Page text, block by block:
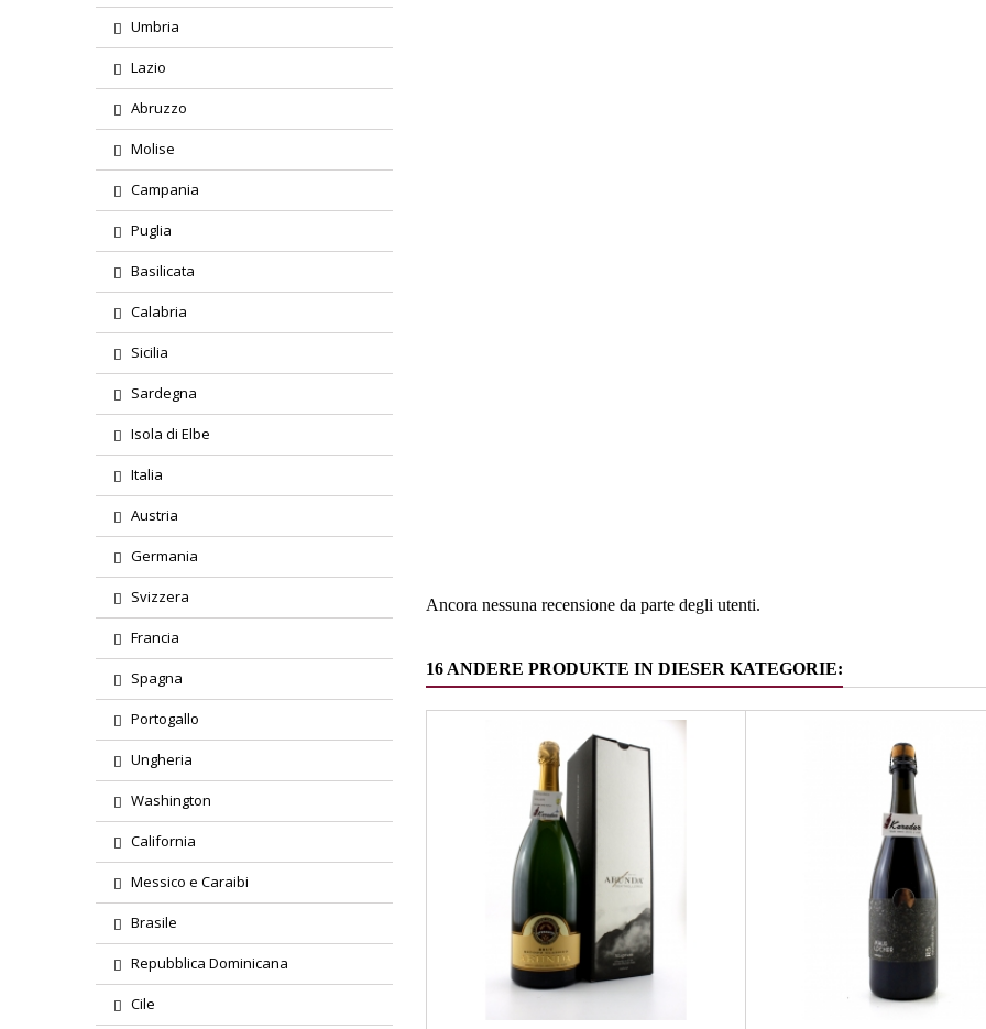
Umbria
Lazio
Abruzzo
Molise
Campania
Puglia
Basilicata
Calabria
Sicilia
Sardegna
Isola di Elbe
Italia
Austria
Germania
Svizzera
Francia
Spagna
Portogallo
Ungheria
Washington
California
Messico e Caraibi
Brasile
Repubblica Dominicana
Cile
Ancora nessuna recensione da parte degli utenti.
16 ANDERE PRODUKTE IN DIESER KATEGORIE: